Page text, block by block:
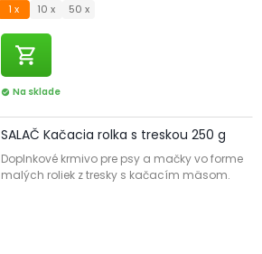
1 x 10 x 50 x
shopping_cart
check_circle Na sklade
SALAČ Kačacia rolka s treskou 250 g
Doplnkové krmivo pre psy a mačky vo forme
malých roliek z tresky s kačacím mäsom.